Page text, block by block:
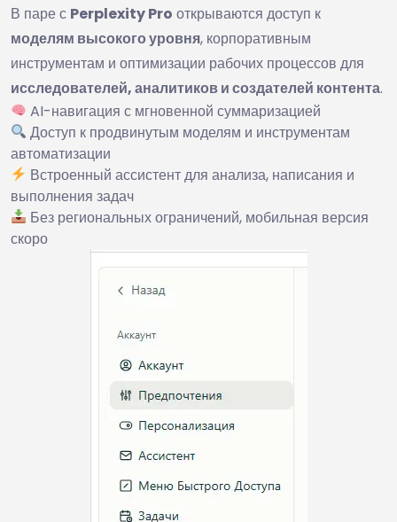
В паре с Perplexity Pro открываются доступ к
моделям высокого уровня, корпоративным
инструментам и оптимизации рабочих процессов для
исследователей, аналитиков и создателей контента.
AI-навигация с мгновенной суммаризацией
Доступ к продвинутым моделям и инструментам
автоматизации
Встроенный ассистент для анализа, написания и
выполнения задач
Без региональных ограничений, мобильная версия
скоро